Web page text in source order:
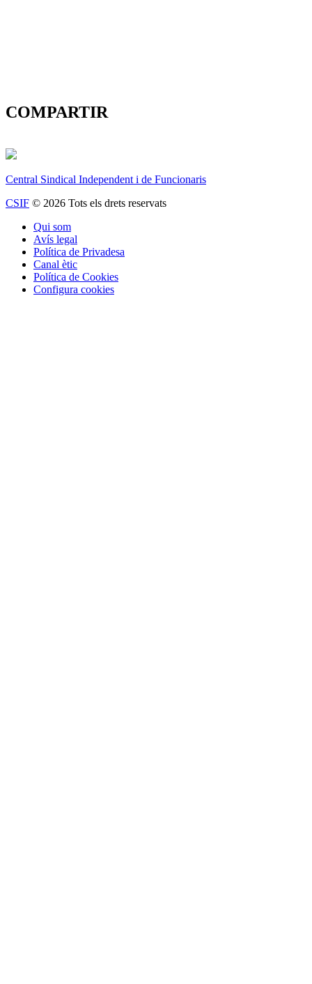
COMPARTIR
Central Sindical Independent i de Funcionaris
CSIF © 2026 Tots els drets reservats
Qui som
Avís legal
Política de Privadesa
Canal ètic
Política de Cookies
Configura cookies